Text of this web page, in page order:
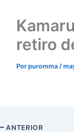
retiro
Porpuromma /
ANTERIOR